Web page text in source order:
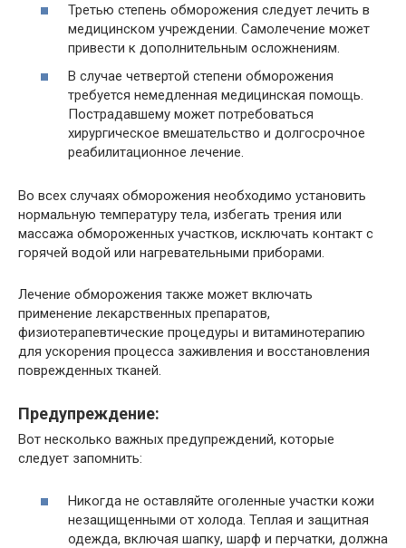
Третью степень обморожения следует лечить в
медицинском учреждении. Самолечение может
привести к дополнительным осложнениям.
В случае четвертой степени обморожения
требуется немедленная медицинская помощь.
Пострадавшему может потребоваться
хирургическое вмешательство и долгосрочное
реабилитационное лечение.
Во всех случаях обморожения необходимо установить
нормальную температуру тела, избегать трения или
массажа обмороженных участков, исключать контакт с
горячей водой или нагревательными приборами.
Лечение обморожения также может включать
применение лекарственных препаратов,
физиотерапевтические процедуры и витаминотерапию
для ускорения процесса заживления и восстановления
поврежденных тканей.
Предупреждение:
Вот несколько важных предупреждений, которые
следует запомнить:
Никогда не оставляйте оголенные участки кожи
незащищенными от холода. Теплая и защитная
одежда, включая шапку, шарф и перчатки, должна